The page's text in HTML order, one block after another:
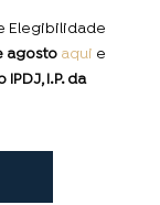
Elegibilidade
agosto aqui e
I.P. da